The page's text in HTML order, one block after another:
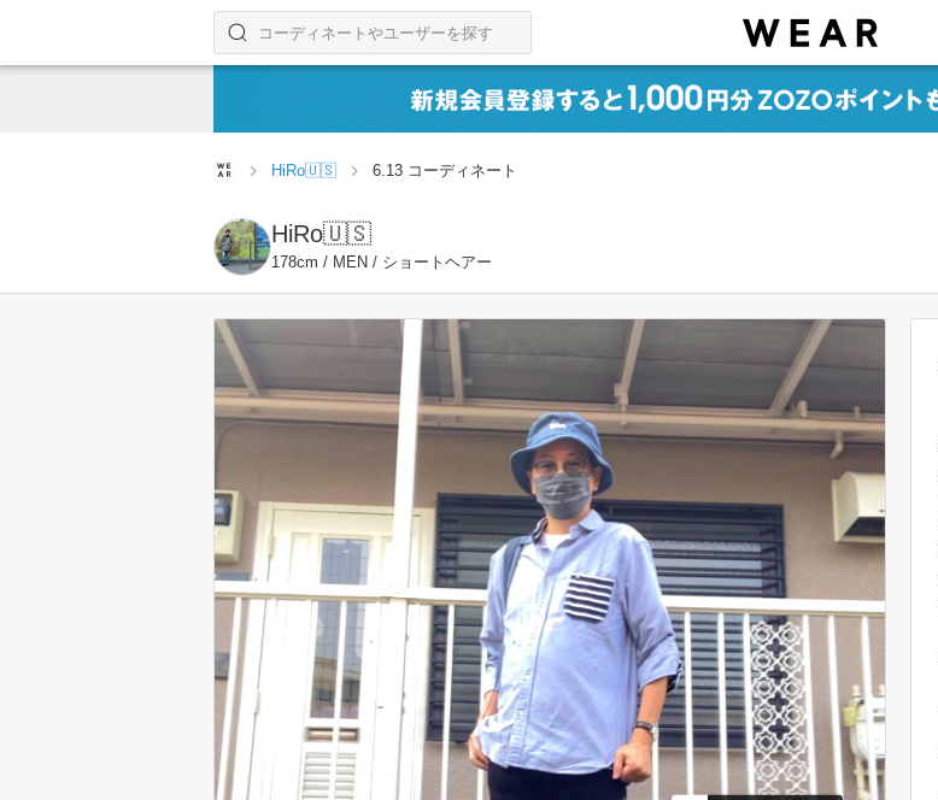
コーディネートやユーザーを探す
検索する
HiRo🇺🇸 6.13 コーディネート
HiRo🇺🇸
178cm / MEN / ショートヘアー